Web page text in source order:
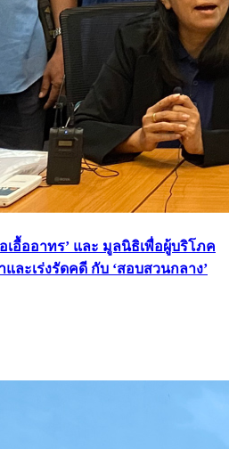
เอื้ออาทร’ และ มูลนิธิเพื่อผู้บริโภค
ละเร่งรัดคดี กับ ‘สอบสวนกลาง’